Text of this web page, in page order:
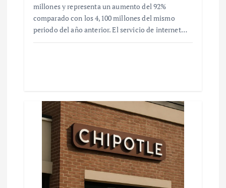
millones y representa un aumento del 92%
comparado con los 4,100 millones del mismo
periodo del año anterior. El servicio de internet…